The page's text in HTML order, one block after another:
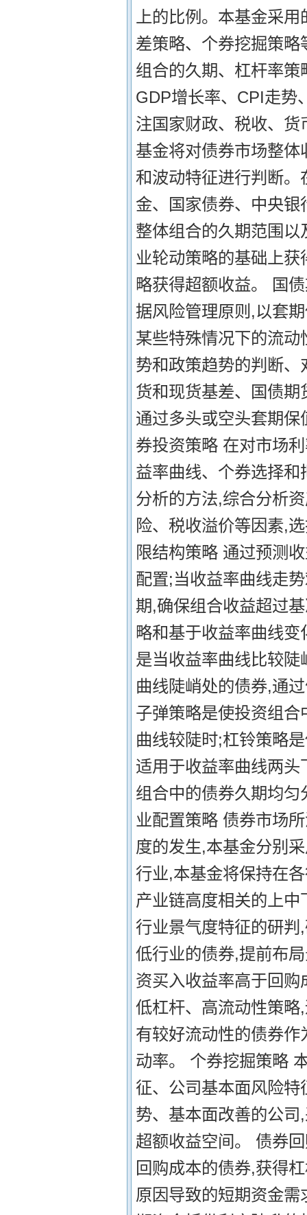
上的比例。本基金采
差策略、个券挖掘策
组合的久期、杠杆率
GDP增长率、CPI走势
注国家财政、税收、
基金将对债券市场整
和波动特征进行判断
金、国家债券、中央
整体组合的久期范围
业轮动策略的基础上
略获得超额收益。 国
据风险管理原则,以套
某些特殊情况下的流
势和政策趋势的判断
货和现货基差、国债
通过多头或空头套期
券投资策略 在对市场
益率曲线、个券选择
分析的方法,综合分析
险、税收溢价等因素,
限结构策略 通过预测
配置;当收益率曲线走
期,确保组合收益超过
略和基于收益率曲线
是当收益率曲线比较
曲线陡峭处的债券,通
子弹策略是使投资组
曲线较陡时;杠铃策略
适用于收益率曲线两
组合中的债券久期均
业配置策略 债券市场
度的发生,本基金分别
行业,本基金将保持在
产业链高度相关的上
行业景气度特征的研
低行业的债券,提前布
资买入收益率高于回
低杠杆、高流动性策
有较好流动性的债券
动率。 个券挖掘策略
征、公司基本面风险
势、基本面改善的公
超额收益空间。 债券
回购成本的债券,获得
原因导致的短期资金